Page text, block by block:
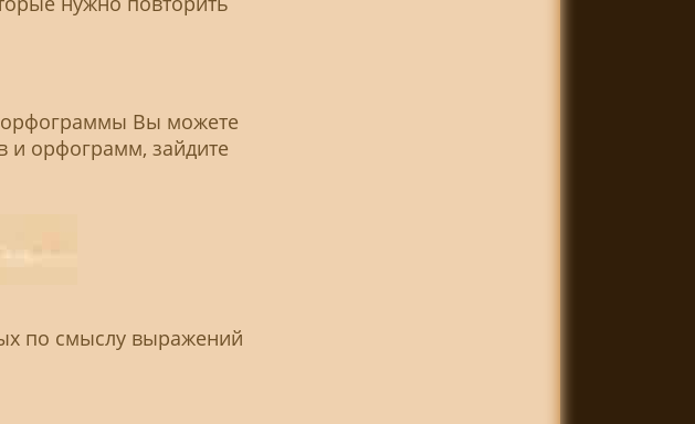
орфограммы Вы можете
и орфограмм, зайдите
по смыслу выражений